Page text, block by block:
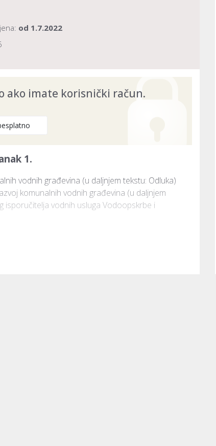
od 1.7.2022
ako imate korisnički račun.
1.
vodnih građevina (u daljnjem tekstu: Odluka)
komunalnih vodnih građevina (u daljnjem
isporučitelja vodnih usluga Vodoopskrbe i